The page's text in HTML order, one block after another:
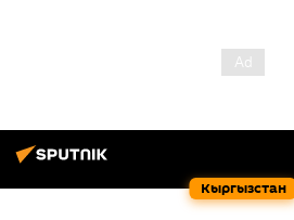
Кыргызстан